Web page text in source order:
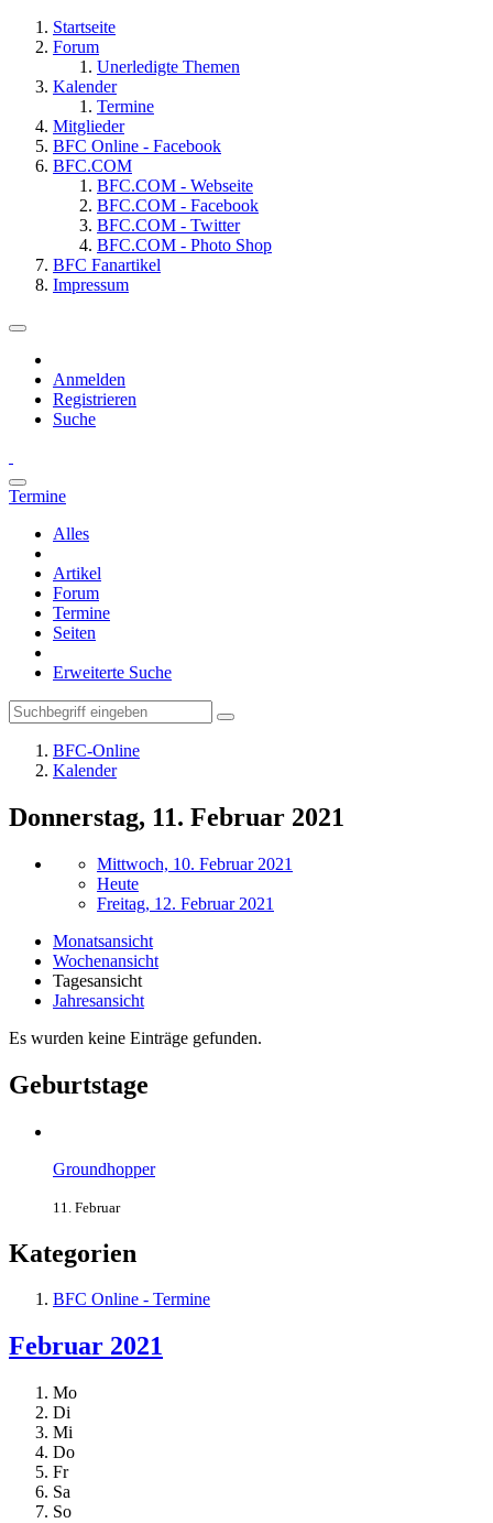
Startseite
Forum
Unerledigte Themen
Kalender
Termine
Mitglieder
BFC Online - Facebook
BFC.COM
BFC.COM - Webseite
BFC.COM - Facebook
BFC.COM - Twitter
BFC.COM - Photo Shop
BFC Fanartikel
Impressum
Anmelden
Registrieren
Suche
Termine
Alles
Artikel
Forum
Termine
Seiten
Erweiterte Suche
BFC-Online
Kalender
Donnerstag, 11. Februar 2021
Mittwoch, 10. Februar 2021
Heute
Freitag, 12. Februar 2021
Monatsansicht
Wochenansicht
Tagesansicht
Jahresansicht
Es wurden keine Einträge gefunden.
Geburtstage
Groundhopper
11. Februar
Kategorien
BFC Online - Termine
Februar 2021
Mo
Di
Mi
Do
Fr
Sa
So